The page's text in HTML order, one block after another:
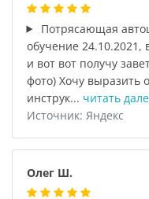
Потрясающая
обучение 24.10.2021,
и вот вот получу
фото) Хочу выразить
инструк... читать
Источник: Яндекс
Олег Ш.